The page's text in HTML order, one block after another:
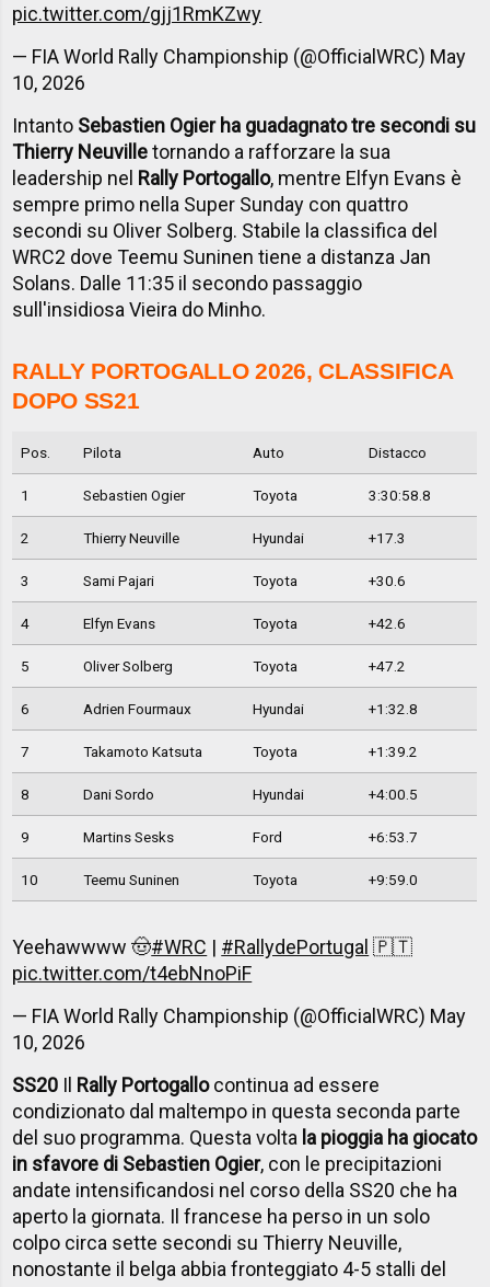
pic.twitter.com/gjj1RmKZwy
— FIA World Rally Championship (@OfficialWRC) May
10, 2026
Intanto Sebastien Ogier ha guadagnato tre secondi su
Thierry Neuvilletornando a rafforzare la sua
leadership nel Rally Portogallo, mentre Elfyn Evans è
sempre primo nella Super Sunday con quattro
secondi su Oliver Solberg. Stabile la classifica del
WRC2 dove Teemu Suninen tiene a distanza Jan
Solans. Dalle 11:35 il secondo passaggio
sull'insidiosa Vieira do Minho.
RALLY PORTOGALLO 2026, CLASSIFICA
DOPO SS21
Pos. Pilota Auto Distacco
1 Sebastien Ogier Toyota 3:30:58.8
2 Thierry Neuville Hyundai +17.3
3 Sami Pajari Toyota +30.6
4 Elfyn Evans Toyota +42.6
5 Oliver Solberg Toyota +47.2
6 Adrien Fourmaux Hyundai +1:32.8
7 Takamoto Katsuta Toyota +1:39.2
8 Dani Sordo Hyundai +4:00.5
9 Martins Sesks Ford +6:53.7
10 Teemu Suninen Toyota +9:59.0
Yeehawwww 🤠#WRC | #RallydePortugal 🇵🇹
pic.twitter.com/t4ebNnoPiF
— FIA World Rally Championship (@OfficialWRC) May
10, 2026
SS20 Il Rally Portogallocontinua ad essere
condizionato dal maltempo in questa seconda parte
del suo programma. Questa volta la pioggia ha giocato
in sfavore di Sebastien Ogier, con le precipitazioni
andate intensificandosi nel corso della SS20 che ha
aperto la giornata. Il francese ha perso in un solo
colpo circa sette secondi su Thierry Neuville,
nonostante il belga abbia fronteggiato 4-5 stalli del